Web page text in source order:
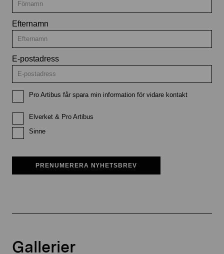
Efternamn
E-postadress
Pro Artibus får spara min information för vidare kontakt
Elverket & Pro Artibus
Sinne
PRENUMERERA NYHETSBREV
Gallerier